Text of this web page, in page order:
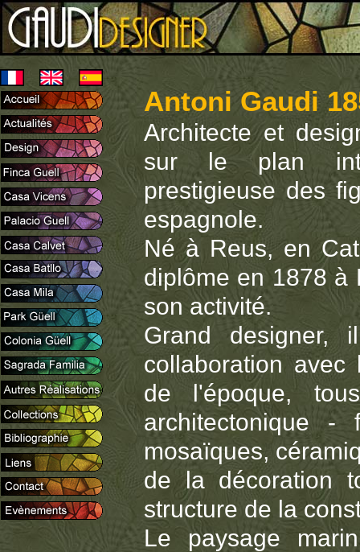
Antoni Gaudi
Architecte et
sur le plan
prestigieuse des
espagnole.
Né à Reus, en
diplôme en 1878 à
son activité.
Grand
collaboration avec
de l'époque,
architectonique -
mosaïques,
de la décoration
structure de la
Le paysage